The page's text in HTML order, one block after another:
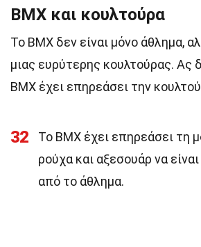
BMX και κουλτούρα
Το BMX δεν είναι μόνο άθλημα,
μιας ευρύτερης κουλτούρας. Ας
BMX έχει επηρεάσει την
32
Το BMX έχει επηρεάσει τη
ρούχα και αξεσουάρ να
από το άθλημα.